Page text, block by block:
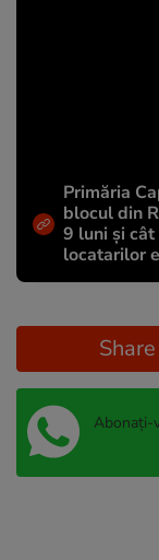
Primăria
blocul din
9 luni și
locatarilor
Share
Abonați-